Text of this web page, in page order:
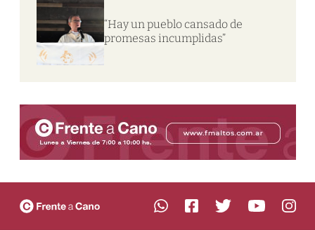
“Hay un pueblo cansado de
promesas incumplidas”